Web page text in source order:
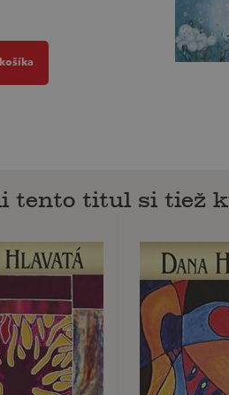
tento titul si tiež